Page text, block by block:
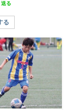
送る
る